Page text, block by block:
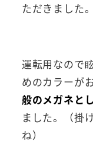
ただきました。
運転用なので
めのカラーが
般のメガネと
ました。（掛
ね）